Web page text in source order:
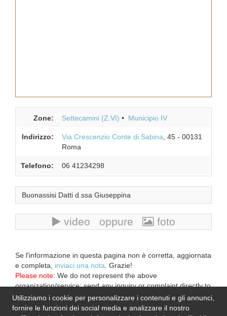
Zone: Settecamini (Z.VI) Municipio IV
Indirizzo: Via Crescenzio Conte di Sabina , 45 - 00131
Roma
Telefono: 06 41234298
Buonassisi Datti d.ssa Giuseppina
video oppure foto
Se l'informazione in questa pagina non è corretta, aggiornata
e completa, inviaci una nota . Grazie!
Please note: We do not represent the above
organization/service: send any inquiry or complaint directly to
it. Please do not send us CVs or applications!
Utilizziamo i cookie per personalizzare i contenuti e gli annunci,
fornire le funzioni dei social media e analizzare il nostro